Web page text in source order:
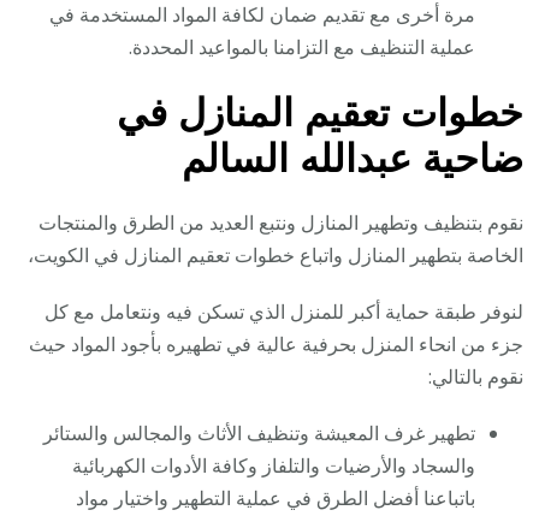
مرة أخرى مع تقديم ضمان لكافة المواد المستخدمة في
عملية التنظيف مع التزامنا بالمواعيد المحددة.
خطوات تعقيم المنازل في
ضاحية عبدالله السالم
نقوم بتنظيف وتطهير المنازل ونتبع العديد من الطرق والمنتجات
الخاصة بتطهير المنازل واتباع خطوات تعقيم المنازل في الكويت،
لنوفر طبقة حماية أكبر للمنزل الذي تسكن فيه ونتعامل مع كل
جزء من انحاء المنزل بحرفية عالية في تطهيره بأجود المواد حيث
نقوم بالتالي:
تطهير غرف المعيشة وتنظيف الأثاث والمجالس والستائر
والسجاد والأرضيات والتلفاز وكافة الأدوات الكهربائية
باتباعنا أفضل الطرق في عملية التطهير واختيار مواد